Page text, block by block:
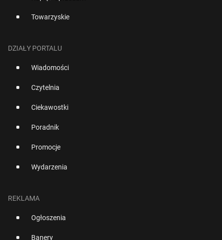
Towarzyskie
DZIAŁY PORTALU
Wiadomości
Czytelnia
Ciekawostki
Poradnik
Promocje
Wydarzenia
REKLAMA
Ogłoszenia
Banery